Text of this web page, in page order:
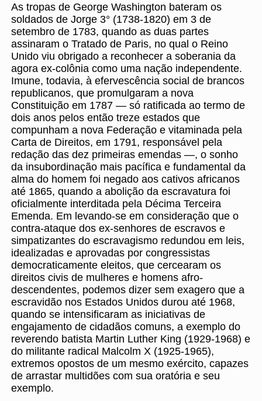
As tropas de George Washington bateram os
soldados de Jorge 3° (1738-1820) em 3 de
setembro de 1783, quando as duas partes
assinaram o Tratado de Paris, no qual o Reino
Unido viu obrigado a reconhecer a soberania da
agora ex-colônia como uma nação independente.
Imune, todavia, à efervescência social de brancos
republicanos, que promulgaram a nova
Constituição em 1787 — só ratificada ao termo de
dois anos pelos então treze estados que
compunham a nova Federação e vitaminada pela
Carta de Direitos, em 1791, responsável pela
redação das dez primeiras emendas —, o sonho
da insubordinação mais pacífica e fundamental da
alma do homem foi negado aos cativos africanos
até 1865, quando a abolição da escravatura foi
oficialmente interditada pela Décima Terceira
Emenda. Em levando-se em consideração que o
contra-ataque dos ex-senhores de escravos e
simpatizantes do escravagismo redundou em leis,
idealizadas e aprovadas por congressistas
democraticamente eleitos, que cercearam os
direitos civis de mulheres e homens afro-
descendentes, podemos dizer sem exagero que a
escravidão nos Estados Unidos durou até 1968,
quando se intensificaram as iniciativas de
engajamento de cidadãos comuns, a exemplo do
reverendo batista Martin Luther King (1929-1968) e
do militante radical Malcolm X (1925-1965),
extremos opostos de um mesmo exército, capazes
de arrastar multidões com sua oratória e seu
exemplo.